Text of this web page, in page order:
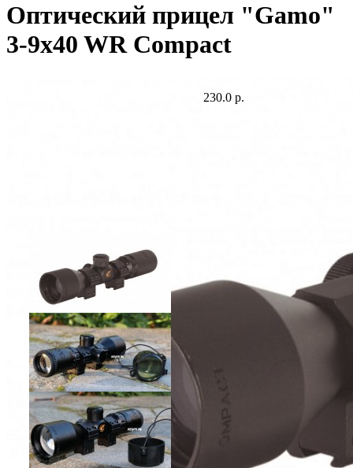
Оптический прицел "Gamo"
3-9x40 WR Compact
230.0 р.